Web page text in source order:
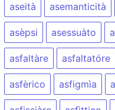
aseità asemanticità
asèpsi asessuàto
asfaltàre asfaltatóre
asfèrico asfigmìa